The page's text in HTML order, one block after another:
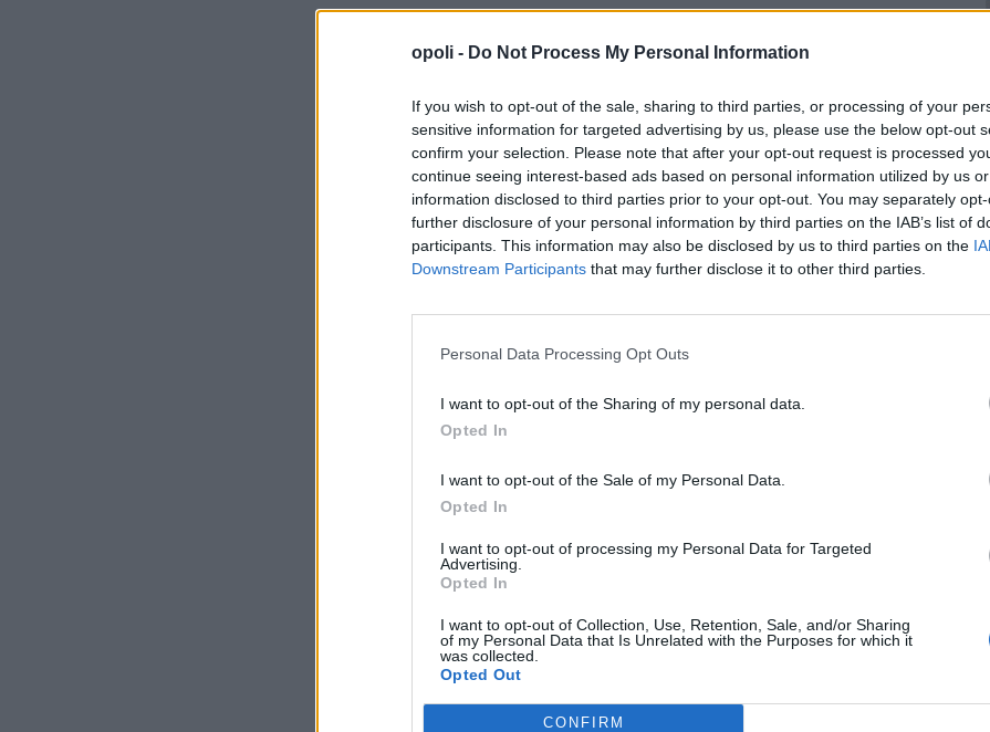
opoli - Do Not Process My Personal Information
If you wish to opt-out of the sale, sharing to third parties, or processing of your
sensitive information for targeted advertising by us, please use the below opt-out
confirm your selection. Please note that after your opt-out request is processed
continue seeing interest-based ads based on personal information utilized by us
information disclosed to third parties prior to your opt-out. You may separately
further disclosure of your personal information by third parties on the IAB’s list of
participants. This information may also be disclosed by us to third parties on the
Downstream Participants that may further disclose it to other third parties.
Personal Data Processing Opt Outs
I want to opt-out of the Sharing of my personal data.
Opted In
I want to opt-out of the Sale of my Personal Data.
Opted In
I want to opt-out of processing my Personal Data for Targeted
Advertising.
Opted In
I want to opt-out of Collection, Use, Retention, Sale, and/or Sharing
of my Personal Data that Is Unrelated with the Purposes for which it
was collected.
Opted Out
CONFIRM